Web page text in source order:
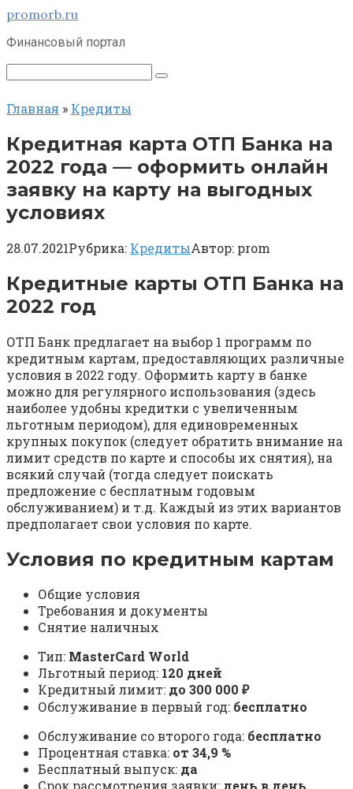
Перейти
контенту
promorb.ru
Финансовый портал
Поиск:
Главная » Кредиты
Кредитная карта ОТП Банка на
2022 года — оформить онлайн
заявку на карту на выгодных
условиях
28.07.2021Рубрика: КредитыАвтор: prom
Кредитные карты ОТП Банка на
2022 год
ОТП Банк предлагает на выбор 1 программ по
кредитным картам, предоставляющих различные
условия в 2022 году. Оформить карту в банке
можно для регулярного использования (здесь
наиболее удобны кредитки с увеличенным
льготным периодом), для единовременных
крупных покупок (следует обратить внимание на
лимит средств по карте и способы их снятия), на
всякий случай (тогда следует поискать
предложение с бесплатным годовым
обслуживанием) и т.д. Каждый из этих вариантов
предполагает свои условия по карте.
Условия по кредитным картам
Общие условия
Требования и документы
Снятие наличных
Тип: MasterСard World
Льготный период: 120 дней
Кредитный лимит: до 300 000 ₽
Обслуживание в первый год: бесплатно
Обслуживание со второго года: бесплатно
Процентная ставка: от 34,9 %
Бесплатный выпуск: да